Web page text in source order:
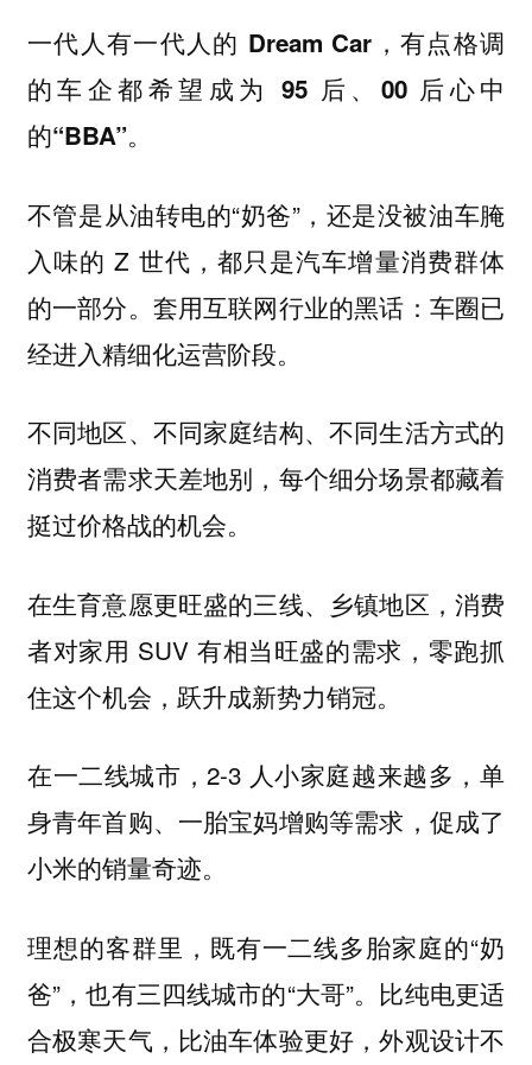
一代人有一代人的 Dream Car，有点格调
的车企都希望成为 95 后、00 后心中
的“BBA”。
不管是从油转电的“奶爸”，还是没被油车腌
入味的 Z 世代，都只是汽车增量消费群体
的一部分。套用互联网行业的黑话：车圈已
经进入精细化运营阶段。
不同地区、不同家庭结构、不同生活方式的
消费者需求天差地别， 每个细分场景都藏着
挺过价格战的机会。
在生育意愿更旺盛的三线、乡镇地区，消费
者对家用 SUV 有相当旺盛的需求，零跑抓
住这个机会，跃升成新势力销冠。
在一二线城市，2-3 人小家庭越来越多，单
身青年首购、一胎宝妈增购等需求，促成了
小米的销量奇迹。
理想的客群里，既有一二线多胎家庭的“奶
爸”，也有三四线城市的“大哥”。比纯电更适
合极寒天气，比油车体验更好，外观设计不